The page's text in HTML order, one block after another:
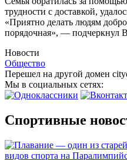
трудности с доставкой,
«Приятно делать людям
порядочная», — подчеркнул
Новости
Общество
Перешел на другой домен
Мы в социальных сетях:
Спортивные